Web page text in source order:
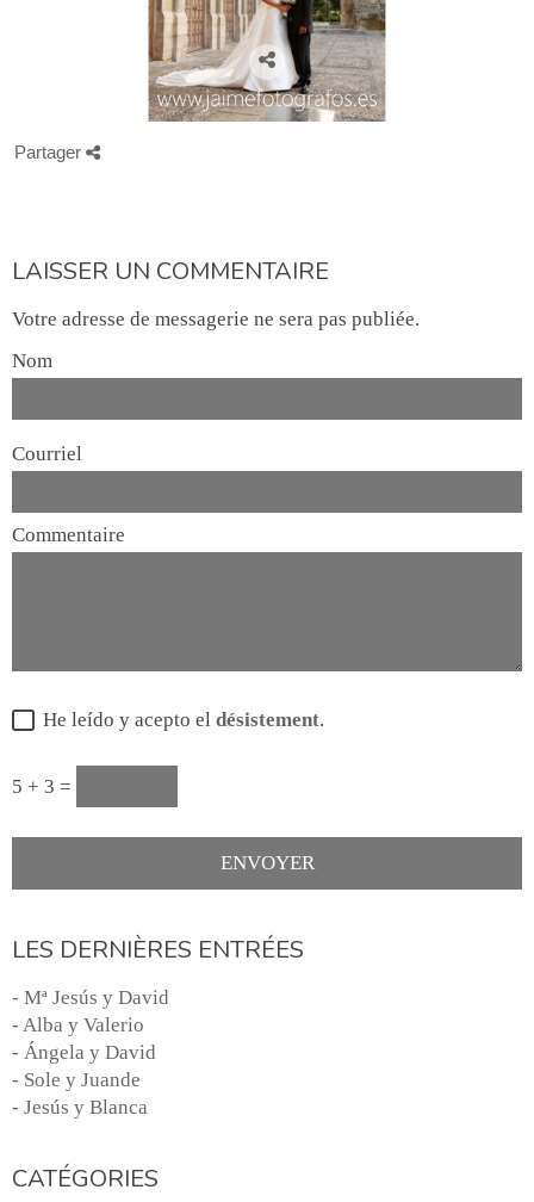
Partager
LAISSER UN COMMENTAIRE
Votre adresse de messagerie ne sera pas publiée.
Nom
Courriel
Commentaire
He leído y acepto el désistement.
5 + 3 =
LES DERNIÈRES ENTRÉES
- Mª Jesús y David
- Alba y Valerio
- Ángela y David
- Sole y Juande
- Jesús y Blanca
CATÉGORIES